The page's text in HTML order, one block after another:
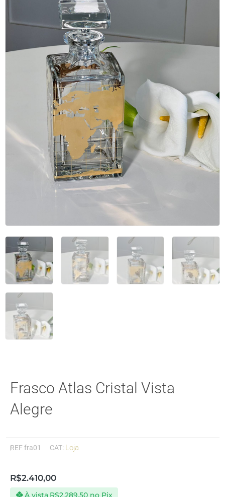
Frasco Atlas Cristal Vista
Alegre
REFfra01 CAT: Loja
R$2.410,00
À vista R$2.289,50 no Pix